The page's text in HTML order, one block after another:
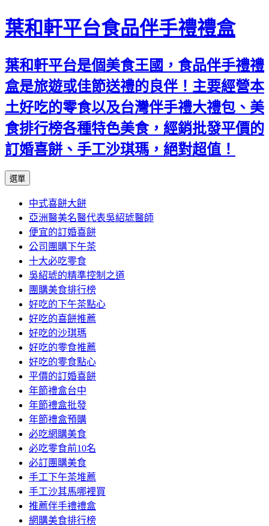
葉和軒平台食品伴手禮禮盒
葉和軒平台是個美食王國，食品伴手禮禮
盒是旅遊或佳節送禮的良伴！主要經營本
土好吃的零食以及台灣伴手禮大禮包、美
食排行榜各種特色美食，經銷批發平價的
訂婚喜餅、手工沙琪瑪，絕對超值！
選單
內
容
中式喜餅大餅
亞洲醫美名醫代表吳紹琥醫師
便宜的訂婚喜餅
公司團購下午茶
十大必吃零食
吳紹琥的精準控制之道
團購美食排行榜
好吃的下午茶點心
好吃的喜餅推薦
好吃的沙琪瑪
好吃的零食推薦
好吃的零食點心
平價的訂婚喜餅
年節禮盒台中
年節禮盒批發
年節禮盒預購
必吃網購美食
必吃零食前10名
必訂團購美食
手工下午茶堆薦
手工沙其馬哪裡買
推薦伴手禮禮盒
網購美食排行榜